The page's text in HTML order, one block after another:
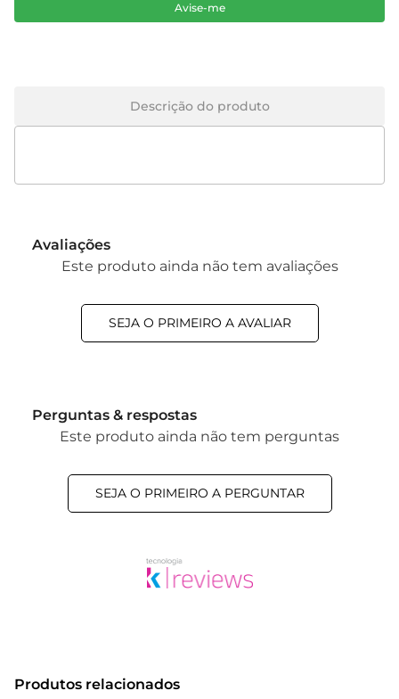
Avise-me
Descrição do produto
Avaliações
Este produto ainda não tem avaliações
SEJA O PRIMEIRO A AVALIAR
Perguntas & respostas
Este produto ainda não tem perguntas
SEJA O PRIMEIRO A PERGUNTAR
Produtos relacionados